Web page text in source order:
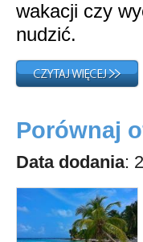
wakacji czy
nudzić.
Porównaj
Data dodania: